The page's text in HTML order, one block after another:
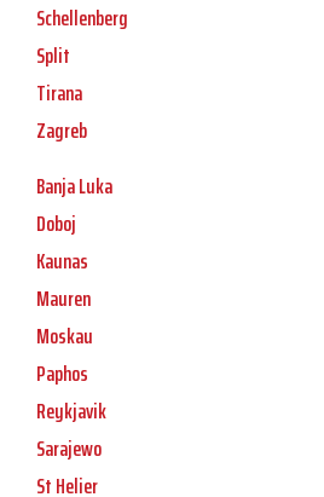
Schellenberg
Split
Tirana
Zagreb
Banja Luka
Doboj
Kaunas
Mauren
Moskau
Paphos
Reykjavik
Sarajewo
St Helier